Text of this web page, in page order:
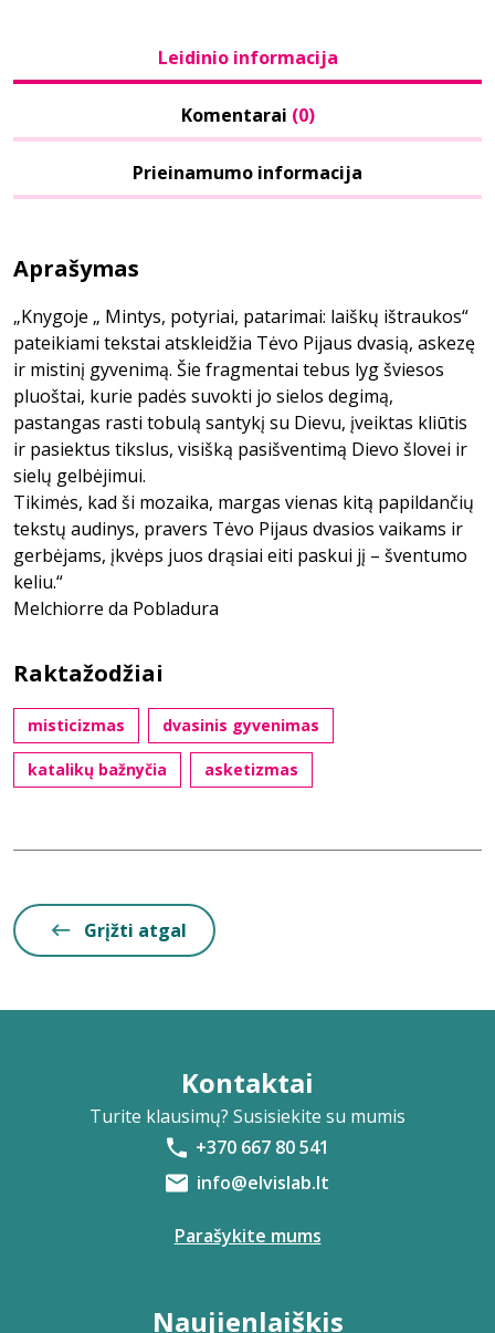
Leidinio informacija
Komentarai (0)
Prieinamumo informacija
Aprašymas
„Knygoje „ Mintys, potyriai, patarimai: laiškų ištraukos“
pateikiami tekstai atskleidžia Tėvo Pijaus dvasią, askezę
ir mistinį gyvenimą. Šie fragmentai tebus lyg šviesos
pluoštai, kurie padės suvokti jo sielos degimą,
pastangas rasti tobulą santykį su Dievu, įveiktas kliūtis
ir pasiektus tikslus, visišką pasišventimą Dievo šlovei ir
sielų gelbėjimui.
Tikimės, kad ši mozaika, margas vienas kitą papildančių
tekstų audinys, pravers Tėvo Pijaus dvasios vaikams ir
gerbėjams, įkvėps juos drąsiai eiti paskui jį – šventumo
keliu.“
Melchiorre da Pobladura
Raktažodžiai
misticizmas dvasinis gyvenimas
katalikų bažnyčia asketizmas
Grįžti atgal
Kontaktai
Turite klausimų? Susisiekite su mumis
+370 667 80 541
info@elvislab.lt
Parašykite mums
Naujienlaiškis